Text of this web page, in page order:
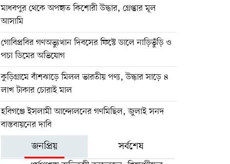
মাধবপুর থেকে অপহৃত কিশোরী উদ্ধার, গ্রেপ্তার মূল
আসামি
গোবিপ্রবির গণঅভ্যুত্থান দিবসের ফিস্টে ডালে নাড়িভুঁড়ি ও
পচা ডিমের অভিযোগ
কুড়িগ্রামে বাঁশঝাড়ে মিলল ভারতীয় পণ্য, উদ্ধার সাড়ে ৪
লাখ টাকার চোরাই মাল
হবিগঞ্জে ইসলামী আন্দোলনের গণমিছিল, জুলাই সনদ
বাস্তবায়নের দাবি
জনপ্রিয় সর্বশেষ